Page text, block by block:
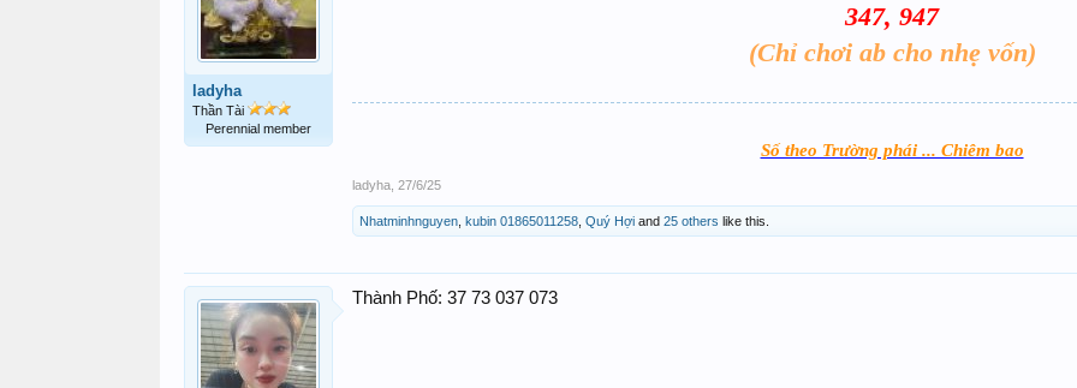
ladyha
Thần Tài
Perennial member
347, 947
(Chỉ chơi ab cho nhẹ vốn)
Số theo Trường phái ... Chiêm bao
ladyha 27/6/25
Nhatminhnguyen kubin 01865011258 Quý Hợi and 25 others like this.
Thành Phố: 37 73 037 073